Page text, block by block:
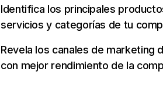
Identifica los principales
servicios y categorías de tu
Revela los canales de marketing
con mejor rendimiento de la